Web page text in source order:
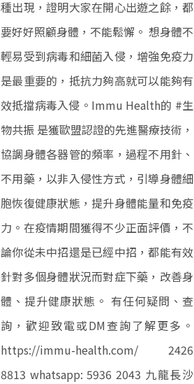
種出現，證明大家在開心出遊之餘，都
要好好照顧身體，不能鬆懈。 想身體不
輕易受到病毒和細菌入侵，增強免疫力
是最重要的，抵抗力夠高就可以能夠有
效抵擋病毒入侵。Immu Health的 #生
物共振 是獲歐盟認證的先進醫療技術，
協調身體各器管的頻率，過程不用針、
不用藥，以非入侵性方式，引導身體細
胞恢復健康狀態，提升身體能量和免疫
力。在疫情期間獲得不少正面評價，不
論你從未中招還是已經中招，都能有效
針對多個身體狀況而對症下藥，改善身
體、提升健康狀態。 有任何疑問、查
詢，歡迎致電或DM查詢了解更多。
https://immu-health.com/ 2426
8813 whatsapp: 5936 2043 九龍長沙